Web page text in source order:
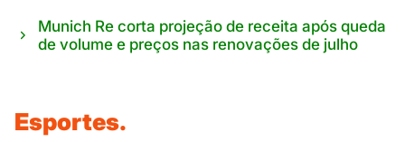
Munich Re corta projeção de receita após queda
de volume e preços nas renovações de julho
Esportes.